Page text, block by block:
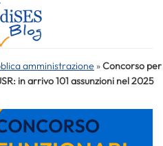
amministrazione »Concorso per
in arrivo 101 assunzioni nel 2025